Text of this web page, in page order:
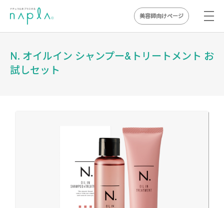
content
美容師向けページ
N. オイルイン シャンプー&トリートメント お
試しセット